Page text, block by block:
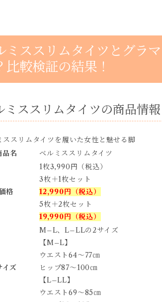
ミススリムタイツとグラ
比較検証の結果！
ミススリムタイツの商品情報
品名 ベルミススリムタイツ
格
1枚3,990円（税込）
3枚＋1枚セット
12,990円（税込）
5枚＋2枚セット
19,990円（税込）
イズ
M–L、L–LLの2サイズ
【M–L】
ウエスト64〜77㎝
ヒップ87〜100㎝
【L–LL】
ウエスト69〜85㎝